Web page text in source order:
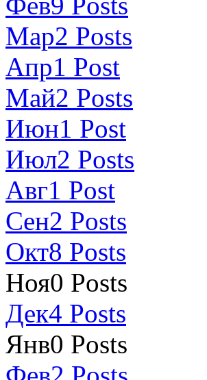
Мар2 Posts
Апр1 Post
Май2 Posts
Июн1 Post
Июл2 Posts
Авг1 Post
Сен2 Posts
Окт8 Posts
Ноя0 Posts
Дек4 Posts
Янв0 Posts